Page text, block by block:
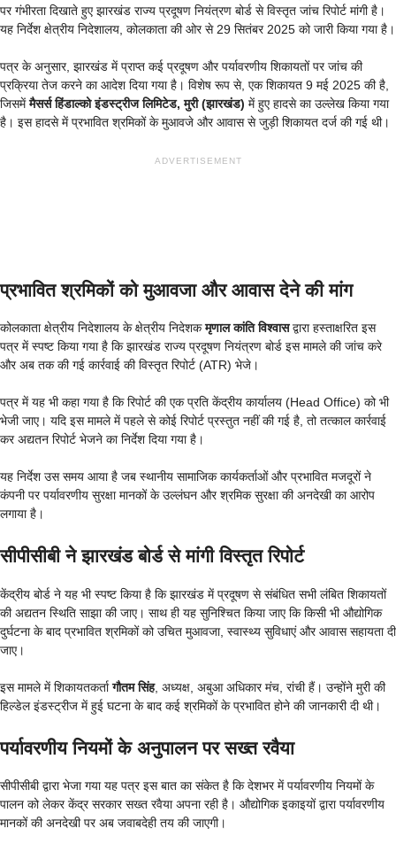
पर गंभीरता दिखाते हुए झारखंड राज्य प्रदूषण नियंत्रण बोर्ड से विस्तृत जांच रिपोर्ट मांगी है।
यह निर्देश क्षेत्रीय निदेशालय, कोलकाता की ओर से 29 सितंबर 2025 को जारी किया गया है।
पत्र के अनुसार, झारखंड में प्राप्त कई प्रदूषण और पर्यावरणीय शिकायतों पर जांच की
प्रक्रिया तेज करने का आदेश दिया गया है। विशेष रूप से, एक शिकायत 9 मई 2025 की है,
जिसमेंमैसर्स हिंडाल्‍को इंडस्ट्रीज लिमिटेड, मुरी (झारखंड) में हुए हादसे का उल्लेख किया गया
है। इस हादसे में प्रभावित श्रमिकों के मुआवजे और आवास से जुड़ी शिकायत दर्ज की गई थी।
ADVERTISEMENT
प्रभावित श्रमिकों को मुआवजा और आवास देने की मांग
कोलकाता क्षेत्रीय निदेशालय के क्षेत्रीय निदेशकमृणाल कांति विश्वासद्वारा हस्ताक्षरित इस
पत्र में स्पष्ट किया गया है कि झारखंड राज्य प्रदूषण नियंत्रण बोर्ड इस मामले की जांच करे
और अब तक की गई कार्रवाई की विस्तृत रिपोर्ट (ATR) भेजे।
पत्र में यह भी कहा गया है कि रिपोर्ट की एक प्रति केंद्रीय कार्यालय (Head Office) को भी
भेजी जाए। यदि इस मामले में पहले से कोई रिपोर्ट प्रस्तुत नहीं की गई है, तो तत्काल कार्रवाई
कर अद्यतन रिपोर्ट भेजने का निर्देश दिया गया है।
यह निर्देश उस समय आया है जब स्थानीय सामाजिक कार्यकर्ताओं और प्रभावित मजदूरों ने
कंपनी पर पर्यावरणीय सुरक्षा मानकों के उल्लंघन और श्रमिक सुरक्षा की अनदेखी का आरोप
लगाया है।
सीपीसीबी ने झारखंड बोर्ड से मांगी विस्तृत रिपोर्ट
केंद्रीय बोर्ड ने यह भी स्पष्ट किया है कि झारखंड में प्रदूषण से संबंधित सभी लंबित शिकायतों
की अद्यतन स्थिति साझा की जाए। साथ ही यह सुनिश्चित किया जाए कि किसी भी औद्योगिक
दुर्घटना के बाद प्रभावित श्रमिकों को उचित मुआवजा, स्वास्थ्य सुविधाएं और आवास सहायता दी
जाए।
इस मामले में शिकायतकर्तागौतम सिंह, अध्यक्ष, अबुआ अधिकार मंच, रांची हैं। उन्होंने मुरी की
हिल्डेल इंडस्ट्रीज में हुई घटना के बाद कई श्रमिकों के प्रभावित होने की जानकारी दी थी।
पर्यावरणीय नियमों के अनुपालन पर सख्त रवैया
सीपीसीबी द्वारा भेजा गया यह पत्र इस बात का संकेत है कि देशभर में पर्यावरणीय नियमों के
पालन को लेकर केंद्र सरकार सख्त रवैया अपना रही है। औद्योगिक इकाइयों द्वारा पर्यावरणीय
मानकों की अनदेखी पर अब जवाबदेही तय की जाएगी।